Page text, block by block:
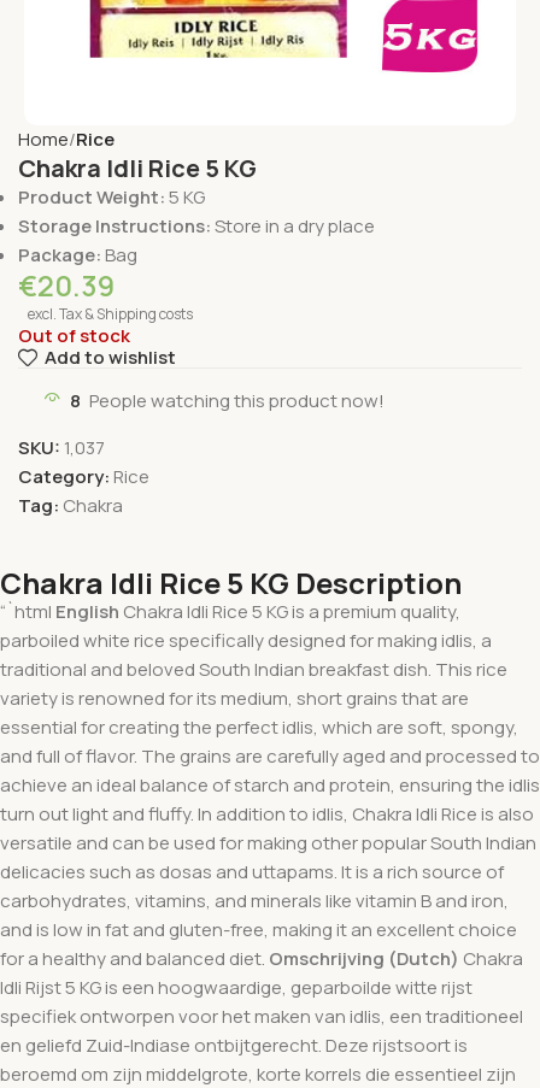
Home Rice
Chakra Idli Rice 5 KG
Product Weight:5 KG
Storage Instructions:Store in a dry place
Package: Bag
€20.39
excl. Tax & Shipping costs
Out of stock
Add to wishlist
8 People watching this product now!
SKU: 1,037
Category: Rice
Tag: Chakra
Chakra Idli Rice 5 KG Description
“`html English Chakra Idli Rice 5 KG is a premium quality,
parboiled white rice specifically designed for making idlis, a
traditional and beloved South Indian breakfast dish. This rice
variety is renowned for its medium, short grains that are
essential for creating the perfect idlis, which are soft, spongy,
and full of flavor. The grains are carefully aged and processed to
achieve an ideal balance of starch and protein, ensuring the idlis
turn out light and fluffy. In addition to idlis, Chakra Idli Rice is also
versatile and can be used for making other popular South Indian
delicacies such as dosas and uttapams. It is a rich source of
carbohydrates, vitamins, and minerals like vitamin B and iron,
and is low in fat and gluten-free, making it an excellent choice
for a healthy and balanced diet. Omschrijving (Dutch) Chakra
Idli Rijst 5 KG is een hoogwaardige, geparboilde witte rijst
specifiek ontworpen voor het maken van idlis, een traditioneel
en geliefd Zuid-Indiase ontbijtgerecht. Deze rijstsoort is
beroemd om zijn middelgrote, korte korrels die essentieel zijn